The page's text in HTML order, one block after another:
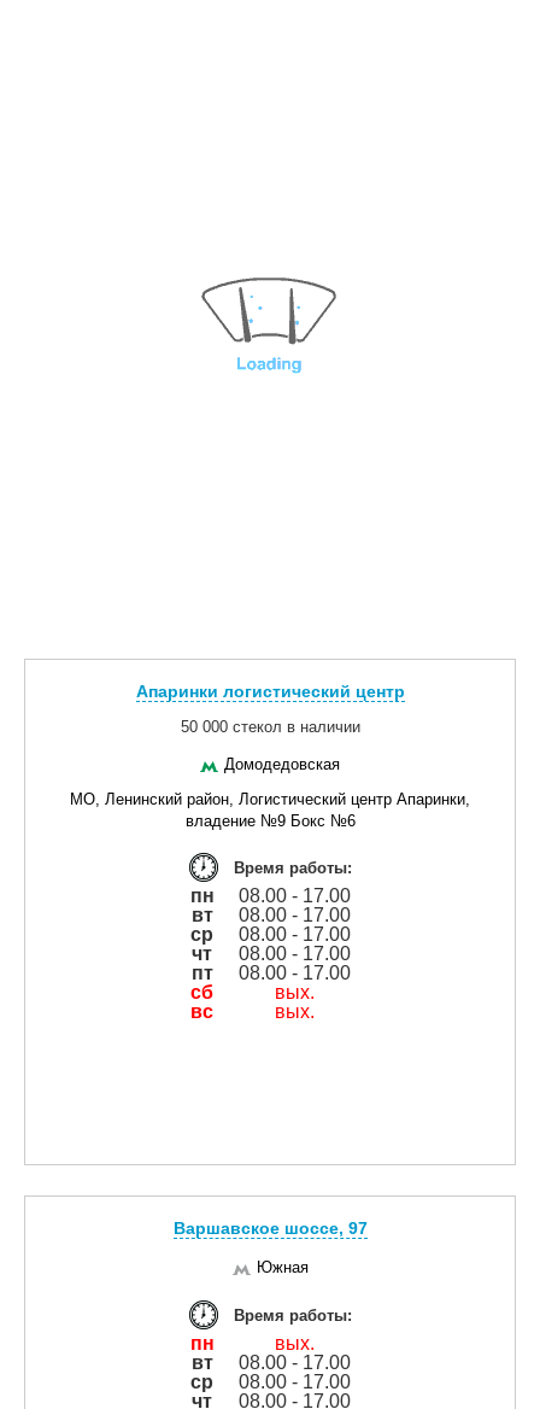
Апаринки логистический центр
50 000 стекол в наличии
Домодедовская
МО, Ленинский район, Логистический центр Апаринки,
владение №9 Бокс №6
Время работы:
пн
08.00 - 17.00
вт
08.00 - 17.00
ср
08.00 - 17.00
чт
08.00 - 17.00
пт
08.00 - 17.00
сб
вых.
вс
вых.
Варшавское шоссе, 97
Южная
Время работы:
пн
вых.
вт
08.00 - 17.00
ср
08.00 - 17.00
чт
08.00 - 17.00